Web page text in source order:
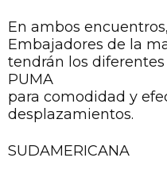
En ambos
Embajadores de la
tendrán los
PUMA
para comodidad y
desplazamientos.
SUDAMERICANA